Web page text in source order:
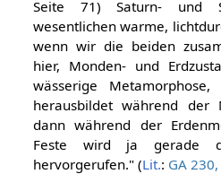
Seite 71) Saturn- und
wesentlichen warme,
wenn wir die beiden
hier, Monden- und
wässerige
herausbildet während der
dann während der
Feste wird ja gerade
hervorgerufen." (Lit.: GA